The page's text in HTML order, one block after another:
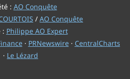
: AO Conquête
/ AO Conquête
: Philippe AO Expert
· PRNewswire· CentralCharts
· Le Lézard